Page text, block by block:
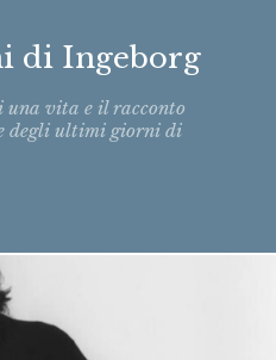
di Ingeborg
una vita e il racconto
degli ultimi giorni di